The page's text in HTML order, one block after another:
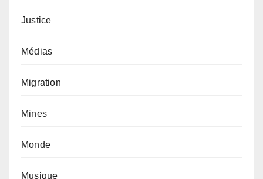
Justice
Médias
Migration
Mines
Monde
Musique